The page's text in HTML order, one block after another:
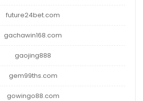
future24bet.com
gachawin168.com
gaojing888
gem99ths.com
gowingo88.com